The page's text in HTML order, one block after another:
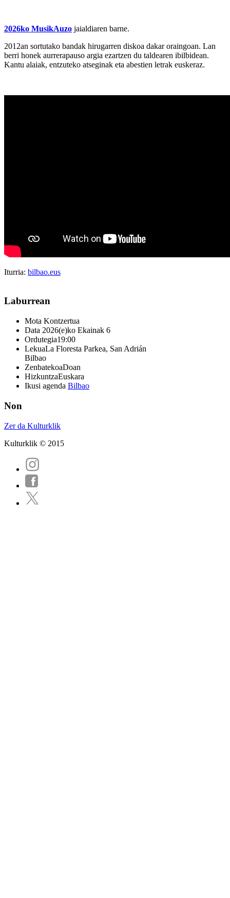
2026ko MusikAuzo jaialdiaren barne.
2012an sortutako bandak hirugarren diskoa dakar oraingoan. Lan
berri honek aurrerapauso argia ezartzen du taldearen ibilbidean.
Kantu alaiak, entzuteko atseginak eta abestien letrak euskeraz.
Iturria: bilbao.eus
Laburrean
Mota Kontzertua
Data 2026(e)ko Ekainak 6
Ordutegia19:00
LekuaLa Floresta Parkea, San Adrián
Bilbao
ZenbatekoaDoan
HizkuntzaEuskara
Ikusi agenda Bilbao
Non
Zer da Kulturklik
Kulturklik © 2015